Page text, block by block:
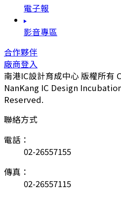
電子報
影音專區
合作夥伴
廠商登入
南港IC設計育成中心 版權所
NanKang IC Design
Reserved.
聯絡方式
電話：
02-26557155
傳真：
02-26557115